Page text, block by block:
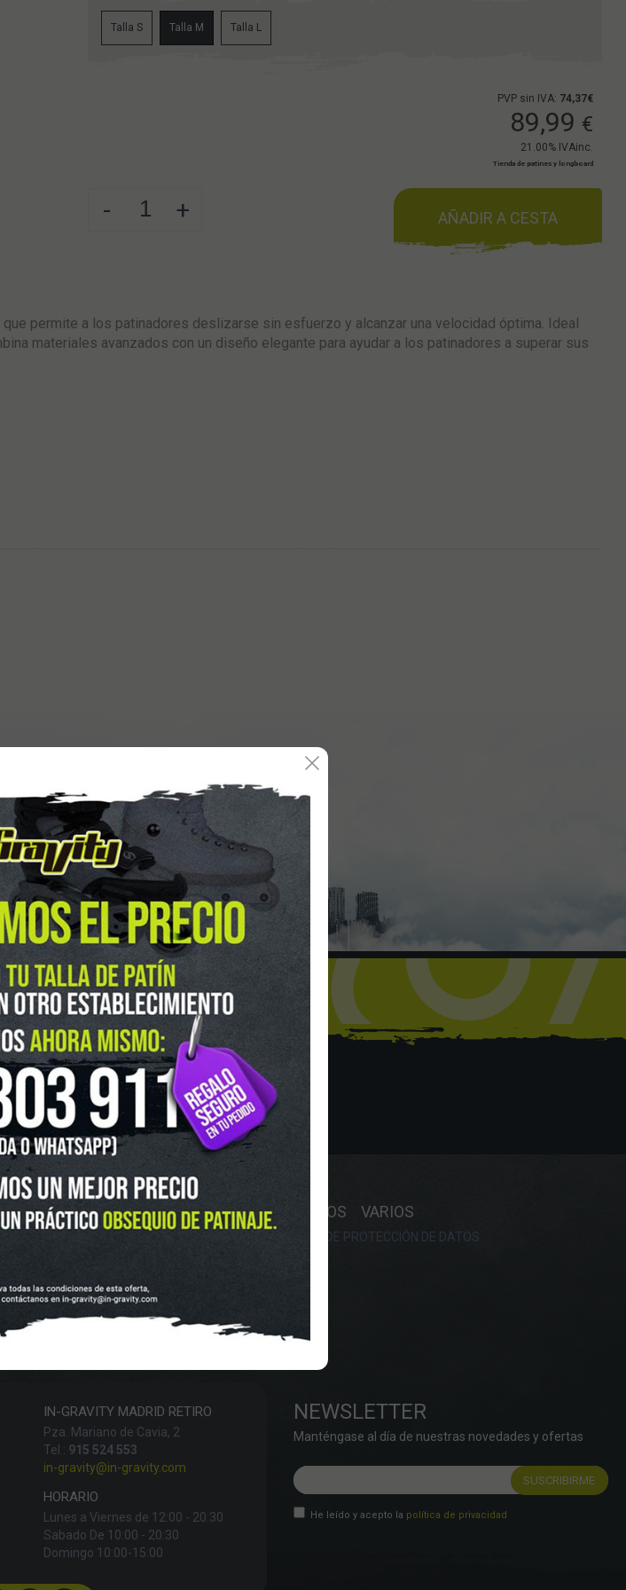
Talla S Talla M Talla L
PVP sin IVA: 74,37€
89,99 €
21.00% IVAinc.
Tienda de patines y longboard
- + AÑADIR A CESTA
permite a los patinadores deslizarse sin esfuerzo y alcanzar una velocidad óptima. Ideal
materiales avanzados con un diseño elegante para ayudar a los patinadores a superar sus
@ingravityshop
Y ASOCIACIONES SITUACIÓN Y HORARIO
PROTECCIONES ACCESORIOS RECAMBIOS VARIOS
POLÍTICA DE PROTECCIÓN DE DATOS
CON:
IN-GRAVITY MADRID RETIRO
Pza. Mariano de Cavia, 2
Tel.: 915 524 553
in-gravity@in-gravity.com
HORARIO
Lunes a Viernes de 12:00 - 20:30
Sabado De 10:00 - 20:30
Domingo 10:00-15:00
NEWSLETTER
Manténgase al día de nuestras novedades y ofertas
He leído y acepto la política de privacidad